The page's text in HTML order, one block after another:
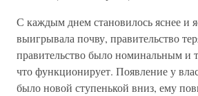
С каждым днем становилось яснее и
выигрывала почву, правительство
правительство было номинальным и
что функционирует. Появление у
было новой ступенькой вниз, ему